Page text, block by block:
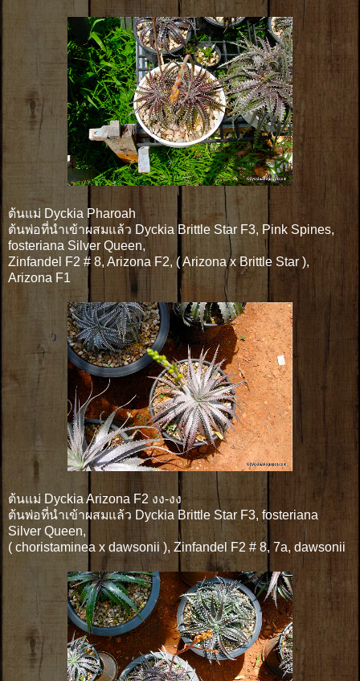
ต้นแม่ Dyckia Pharoah
ต้นพ่อที่นำเข้าผสมแล้ว Dyckia Brittle Star F3, Pink Spines,
fosteriana Silver Queen,
Zinfandel F2 # 8, Arizona F2, ( Arizona x Brittle Star ),
Arizona F1
ต้นแม่ Dyckia Arizona F2 งง-งง
ต้นพ่อที่นำเข้าผสมแล้ว Dyckia Brittle Star F3, fosteriana
Silver Queen,
( choristaminea x dawsonii ), Zinfandel F2 # 8, 7a, dawsonii